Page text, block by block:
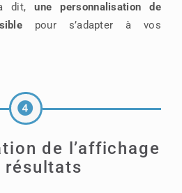
dit,une personnalisation de
pour s’adapter à vos
de l’affichage
résultats